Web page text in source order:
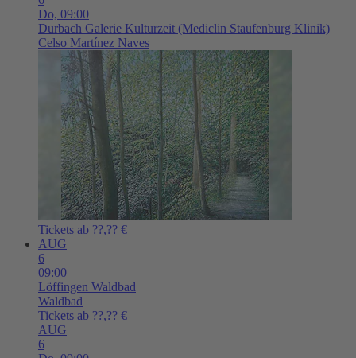
Do, 09:00
Durbach Galerie Kulturzeit (Mediclin Staufenburg Klinik)
Celso Martínez Naves
Tickets ab ??,?? €
AUG
6
09:00
Löffingen Waldbad
Waldbad
Tickets ab ??,?? €
AUG
6